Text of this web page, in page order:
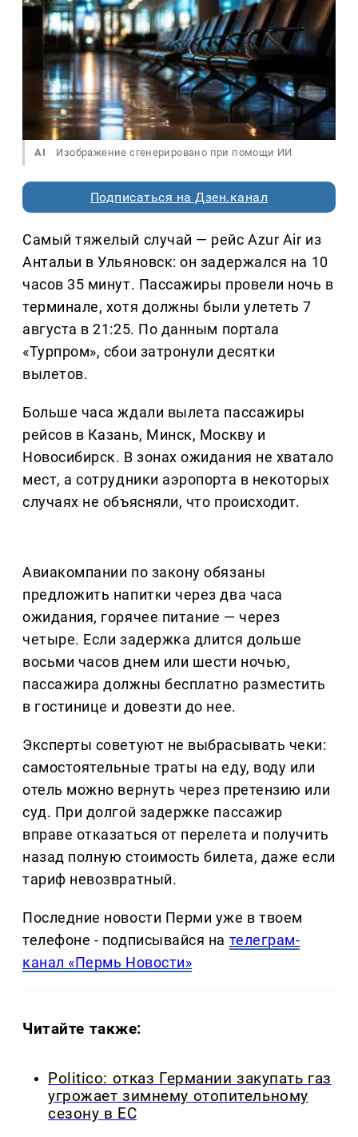
AI Изображение сгенерировано при помощи ИИ
Подписаться на Дзен.канал
Самый тяжелый случай — рейс Azur Air из
Антальи в Ульяновск: он задержался на 10
часов 35 минут. Пассажиры провели ночь в
терминале, хотя должны были улететь 7
августа в 21:25. По данным портала
«Турпром», сбои затронули десятки
вылетов.
Больше часа ждали вылета пассажиры
рейсов в Казань, Минск, Москву и
Новосибирск. В зонах ожидания не хватало
мест, а сотрудники аэропорта в некоторых
случаях не объясняли, что происходит.
Авиакомпании по закону обязаны
предложить напитки через два часа
ожидания, горячее питание — через
четыре. Если задержка длится дольше
восьми часов днем или шести ночью,
пассажира должны бесплатно разместить
в гостинице и довезти до нее.
Эксперты советуют не выбрасывать чеки:
самостоятельные траты на еду, воду или
отель можно вернуть через претензию или
суд. При долгой задержке пассажир
вправе отказаться от перелета и получить
назад полную стоимость билета, даже если
тариф невозвратный.
Последние новости Перми уже в твоем
телефоне - подписывайся на телеграм-
канал «Пермь Новости»
Читайте также:
Politico: отказ Германии закупать газ
угрожает зимнему отопительному
сезону в ЕС